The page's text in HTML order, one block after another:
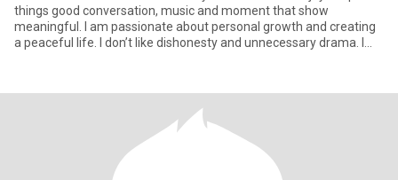
things good conversation, music and moment that show
meaningful. I am passionate about personal growth and creating
a peaceful life. I don’t like dishonesty and unnecessary drama. I